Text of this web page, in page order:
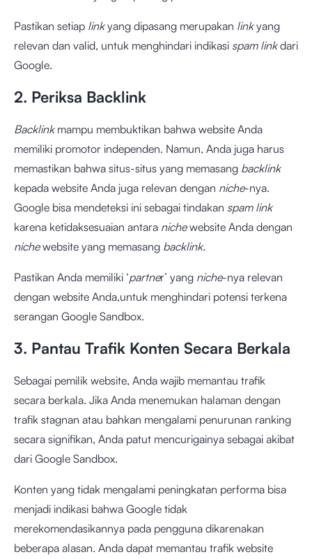
Pastikan setiap linkyang dipasang merupakan linkyang
relevan dan valid, untuk menghindari indikasi spam linkdari
Google.
2. Periksa Backlink
Backlinkmampu membuktikan bahwa website Anda
memiliki promotor independen. Namun, Anda juga harus
memastikan bahwa situs-situs yang memasang backlink
kepada website Anda juga relevan dengan niche-nya.
Google bisa mendeteksi ini sebagai tindakan spam link
karena ketidaksesuaian antara nichewebsite Anda dengan
nichewebsite yang memasang backlink.
Pastikan Anda memiliki ‘partner’ yang niche-nya relevan
dengan website Anda,untuk menghindari potensi terkena
serangan Google Sandbox.
3. Pantau Trafik Konten Secara Berkala
Sebagai pemilik website, Anda wajib memantau trafik
secara berkala. Jika Anda menemukan halaman dengan
trafik stagnan atau bahkan mengalami penurunan ranking
secara signifikan, Anda patut mencurigainya sebagai akibat
dari Google Sandbox.
Konten yang tidak mengalami peningkatan performa bisa
menjadi indikasi bahwa Google tidak
merekomendasikannya pada pengguna dikarenakan
beberapa alasan. Anda dapat memantau trafik website